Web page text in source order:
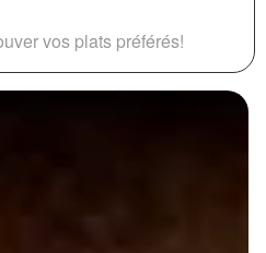
vos plats préférés!